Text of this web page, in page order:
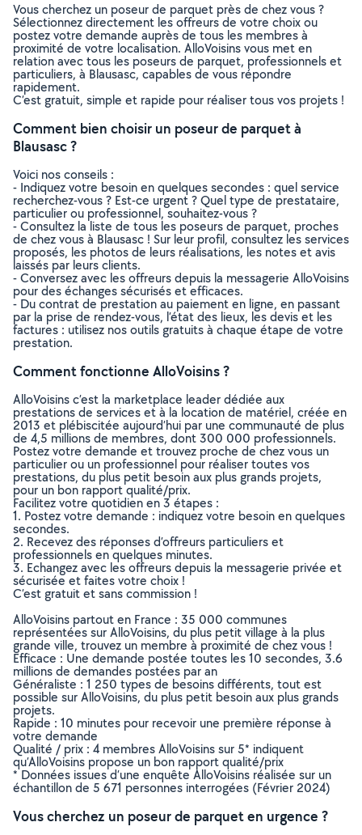
Vous cherchez un poseur de parquet près de chez vous ?
Sélectionnez directement les offreurs de votre choix ou
postez votre demande auprès de tous les membres à
proximité de votre localisation. AlloVoisins vous met en
relation avec tous les poseurs de parquet, professionnels et
particuliers, à Blausasc, capables de vous répondre
rapidement.
C’est gratuit, simple et rapide pour réaliser tous vos projets !
Comment bien choisir un poseur de parquet à
Blausasc ?
Voici nos conseils :
- Indiquez votre besoin en quelques secondes : quel service
recherchez-vous ? Est-ce urgent ? Quel type de prestataire,
particulier ou professionnel, souhaitez-vous ?
- Consultez la liste de tous les poseurs de parquet, proches
de chez vous à Blausasc ! Sur leur profil, consultez les services
proposés, les photos de leurs réalisations, les notes et avis
laissés par leurs clients.
- Conversez avec les offreurs depuis la messagerie AlloVoisins
pour des échanges sécurisés et efficaces.
- Du contrat de prestation au paiement en ligne, en passant
par la prise de rendez-vous, l’état des lieux, les devis et les
factures : utilisez nos outils gratuits à chaque étape de votre
prestation.
Comment fonctionne AlloVoisins ?
AlloVoisins c’est la marketplace leader dédiée aux
prestations de services et à la location de matériel, créée en
2013 et plébiscitée aujourd’hui par une communauté de plus
de 4,5 millions de membres, dont 300 000 professionnels.
Postez votre demande et trouvez proche de chez vous un
particulier ou un professionnel pour réaliser toutes vos
prestations, du plus petit besoin aux plus grands projets,
pour un bon rapport qualité/prix.
Facilitez votre quotidien en 3 étapes :
1. Postez votre demande : indiquez votre besoin en quelques
secondes.
2. Recevez des réponses d’offreurs particuliers et
professionnels en quelques minutes.
3. Echangez avec les offreurs depuis la messagerie privée et
sécurisée et faites votre choix !
C’est gratuit et sans commission !
AlloVoisins partout en France : 35 000 communes
représentées sur AlloVoisins, du plus petit village à la plus
grande ville, trouvez un membre à proximité de chez vous !
Efficace : Une demande postée toutes les 10 secondes, 3.6
millions de demandes postées par an
Généraliste : 1 250 types de besoins différents, tout est
possible sur AlloVoisins, du plus petit besoin aux plus grands
projets.
Rapide : 10 minutes pour recevoir une première réponse à
votre demande
Qualité / prix : 4 membres AlloVoisins sur 5* indiquent
qu’AlloVoisins propose un bon rapport qualité/prix
* Données issues d’une enquête AlloVoisins réalisée sur un
échantillon de 5 671 personnes interrogées (Février 2024)
Vous cherchez un poseur de parquet en urgence ?